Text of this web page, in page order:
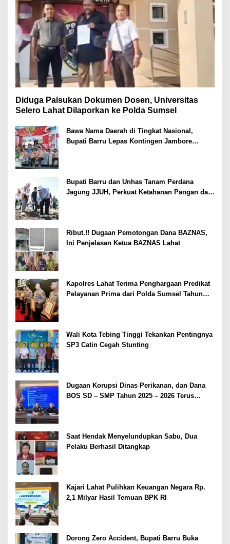
Diduga Palsukan Dokumen Dosen, Universitas
Selero Lahat Dilaporkan ke Polda Sumsel
Bawa Nama Daerah di Tingkat Nasional,
Bupati Barru Lepas Kontingen Jambore
Bupati Barru dan Unhas Tanam Perdana
Jagung JJUH, Perkuat Ketahanan Pangan dan
Ribut.!! Dugaan Pemotongan Dana BAZNAS,
Ini Penjelasan Ketua BAZNAS Lahat
Kapolres Lahat Terima Penghargaan Predikat
Pelayanan Prima dari Polda Sumsel Tahun
Wali Kota Tebing Tinggi Tekankan Pentingnya
SP3 Catin Cegah Stunting
Dugaan Korupsi Dinas Perikanan, dan Dana
BOS SD – SMP Tahun 2025 – 2026 Terus
Saat Hendak Menyelundupkan Sabu, Dua
Pelaku Berhasil Ditangkap
Kajari Lahat Pulihkan Keuangan Negara Rp.
2,1 Milyar Hasil Temuan BPK RI
Dorong Zero Accident, Bupati Barru Buka